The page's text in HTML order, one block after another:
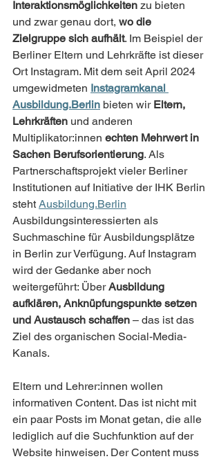
Interaktionsmöglichkeiten zu bieten
und zwar genau dort, wo die
Zielgruppe sich aufhält. Im Beispiel der
Berliner Eltern und Lehrkräfte ist dieser
Ort Instagram. Mit dem seit April 2024
umgewidmeten Instagramkanal
Ausbildung.Berlin bieten wir Eltern,
Lehrkräften und anderen
Multiplikator:innen echten Mehrwert in
Sachen Berufsorientierung. Als
Partnerschaftsprojekt vieler Berliner
Institutionen auf Initiative der IHK Berlin
steht Ausbildung.Berlin
Ausbildungsinteressierten als
Suchmaschine für Ausbildungsplätze
in Berlin zur Verfügung. Auf Instagram
wird der Gedanke aber noch
weitergeführt: Über Ausbildung
aufklären, Anknüpfungspunkte setzen
und Austausch schaffen – das ist das
Ziel des organischen Social-Media-
Kanals.
Eltern und Lehrer:innen wollen
informativen Content. Das ist nicht mit
ein paar Posts im Monat getan, die alle
lediglich auf die Suchfunktion auf der
Website hinweisen. Der Content muss